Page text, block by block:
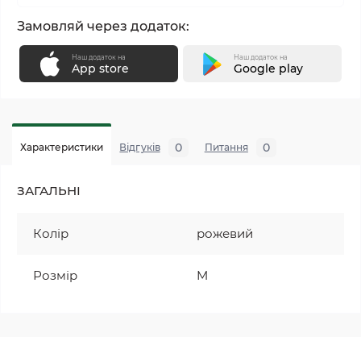
Замовляй через додаток:
Наш додаток на
App store
Наш додаток на
Google play
Характеристики Відгуків 0 Питання 0
ЗАГАЛЬНІ
Колір рожевий
Розмір M